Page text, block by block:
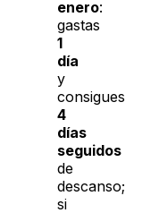
enero:
gastas
1
día
y
consigues
4
días
seguidos
de
descanso;
si